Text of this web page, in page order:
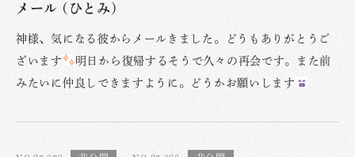
メール (ひとみ)
神様、気になる彼からメールきました。どうもありがとうご
ざいます
明日から復帰するそうで久々の再会です。また前
みたいに仲良しできますように。どうかお願いします